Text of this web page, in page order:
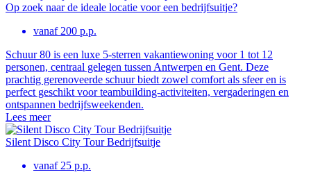
Op zoek naar de ideale locatie voor een bedrijfsuitje?
vanaf 200 p.p.
Schuur 80 is een luxe 5-sterren vakantiewoning voor 1 tot 12
personen, centraal gelegen tussen Antwerpen en Gent. Deze
prachtig gerenoveerde schuur biedt zowel comfort als sfeer en is
perfect geschikt voor teambuilding-activiteiten, vergaderingen en
ontspannen bedrijfsweekenden.
Lees meer
Silent Disco City Tour Bedrijfsuitje
vanaf 25 p.p.